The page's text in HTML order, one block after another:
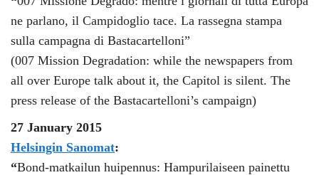
ne parlano, il Campidoglio tace. La rassegna stampa
sulla campagna di Bastacartelloni”
(007 Mission Degradation: while the newspapers from
all over Europe talk about it, the Capitol is silent. The
press release of the Bastacartelloni’s campaign)
27 January 2015
Helsingin Sanomat:
“Bond-matkailun huipennus: Hampurilaiseen painettu